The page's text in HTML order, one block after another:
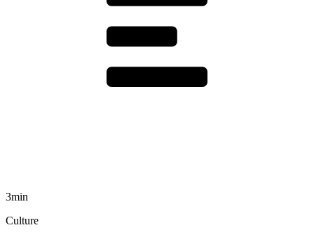
3min
Culture